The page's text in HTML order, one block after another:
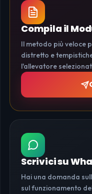
Compila il
Il metodo più veloce
distretto e
l'allevatore
Scrivici su
Hai una domanda
sul funzionamento